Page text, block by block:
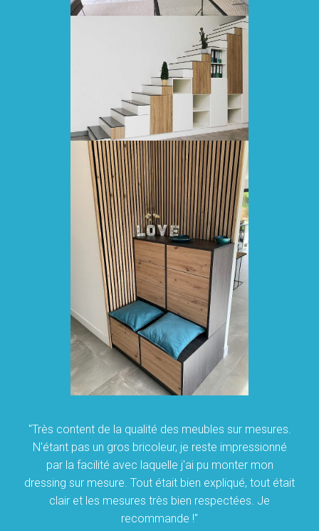
"Très content de la qualité des meubles sur mesures.
N'étant pas un gros bricoleur, je reste impressionné
par la facilité avec laquelle j'ai pu monter mon
dressing sur mesure. Tout était bien expliqué, tout était
clair et les mesures très bien respectées. Je
recommande !"